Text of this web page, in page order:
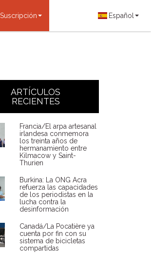
Suscripción Español
ARTÍCULOS
RECIENTES
Francia/El arpa artesanal
irlandesa conmemora
los treinta años de
hermanamiento entre
Kilmacow y Saint-
Thurien
Burkina: La ONG Acra
refuerza las capacidades
de los periodistas en la
lucha contra la
desinformación
Canadá/La Pocatière ya
cuenta por fin con su
sistema de bicicletas
compartidas